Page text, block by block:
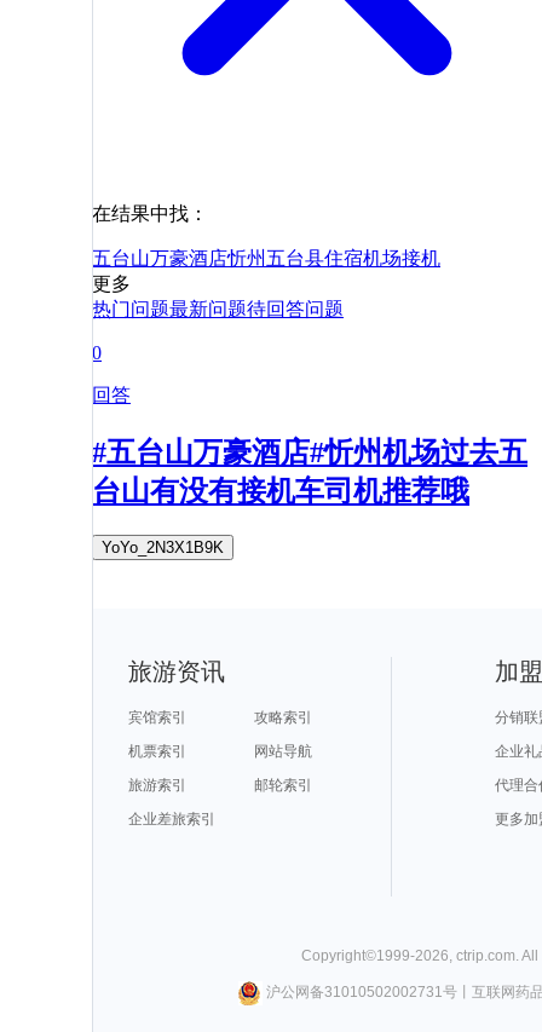
在结果中找：
五台山万豪酒店忻州 五台县住宿机场接机
更多
热门问题最新问题待回答问题
0
回答
#五台山万豪酒店#忻州机场过去五
台山有没有接机车司机推荐哦
YoYo_2N3X1B9K
旅游资讯
宾馆索引
攻略索引
机票索引
网站导航
旅游索引
邮轮索引
企业差旅索引
加
分销联
企业礼
代理合
更多加
Copyright©1999-2026 ctrip.com .
沪公网备31010502002731号丨 互联网药